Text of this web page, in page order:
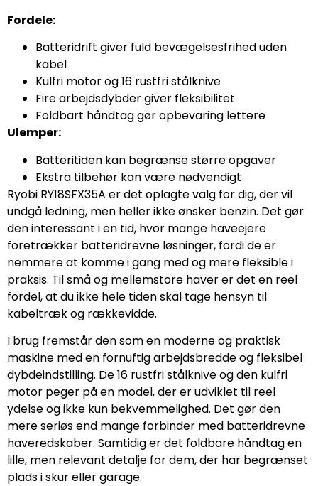
Fordele:
Batteridrift giver fuld bevægelsesfrihed uden
kabel
Kulfri motor og 16 rustfri stålknive
Fire arbejdsdybder giver fleksibilitet
Foldbart håndtag gør opbevaring lettere
Ulemper:
Batteritiden kan begrænse større opgaver
Ekstra tilbehør kan være nødvendigt
Ryobi RY18SFX35A er det oplagte valg for dig, der vil
undgå ledning, men heller ikke ønsker benzin. Det gør
den interessant i en tid, hvor mange haveejere
foretrækker batteridrevne løsninger, fordi de er
nemmere at komme i gang med og mere fleksible i
praksis. Til små og mellemstore haver er det en reel
fordel, at du ikke hele tiden skal tage hensyn til
kabeltræk og rækkevidde.
I brug fremstår den som en moderne og praktisk
maskine med en fornuftig arbejdsbredde og fleksibel
dybdeindstilling. De 16 rustfri stålknive og den kulfri
motor peger på en model, der er udviklet til reel
ydelse og ikke kun bekvemmelighed. Det gør den
mere seriøs end mange forbinder med batteridrevne
haveredskaber. Samtidig er det foldbare håndtag en
lille, men relevant detalje for dem, der har begrænset
plads i skur eller garage.